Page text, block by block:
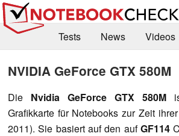
Tests News
Videos
Forum
NVIDIA GeForce GTX 580M
Die Nvidia GeForce GTX 580M
Grafikkarte für Notebooks zur Zeit
2011). Sie basiert auf den aufGF114